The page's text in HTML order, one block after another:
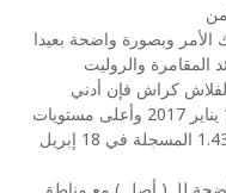
الأمر وبصورة واضحة بعيدا
المقامرة والروليت
كراش فإن أدني
مستويات تداوله هي 1.20 المسجلة في 17 يناير 2017 وأعلى مستويات
تداوله خلال مروره بأزمة غير مسبوقة هو 1.43 المسجلة في 18 إبريل
للـ ( أصل ) مع مناطق